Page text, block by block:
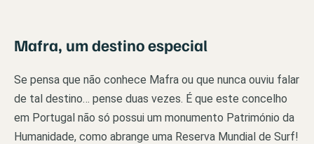
Mafra, um destino especial
Se pensa que não conhece Mafra ou que nunca ouviu falar
de tal destino… pense duas vezes. É que este concelho
em Portugal não só possui um monumento Património da
Humanidade, como abrange uma Reserva Mundial de Surf!